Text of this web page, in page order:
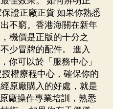
證正廠正貨 如果你熟悉
不窮。香港海關在新年
機價是正版的十分之
少冒牌的配件。 進入
你可以於「服務中心」
權療程中心，確保你的
原廠購入的好處，就是
廠操作專業培訓，熟悉